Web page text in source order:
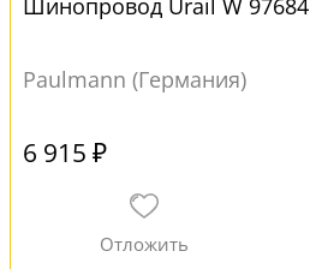
Шинопровод Urail W 97684
Paulmann (Германия)
6 915 ₽